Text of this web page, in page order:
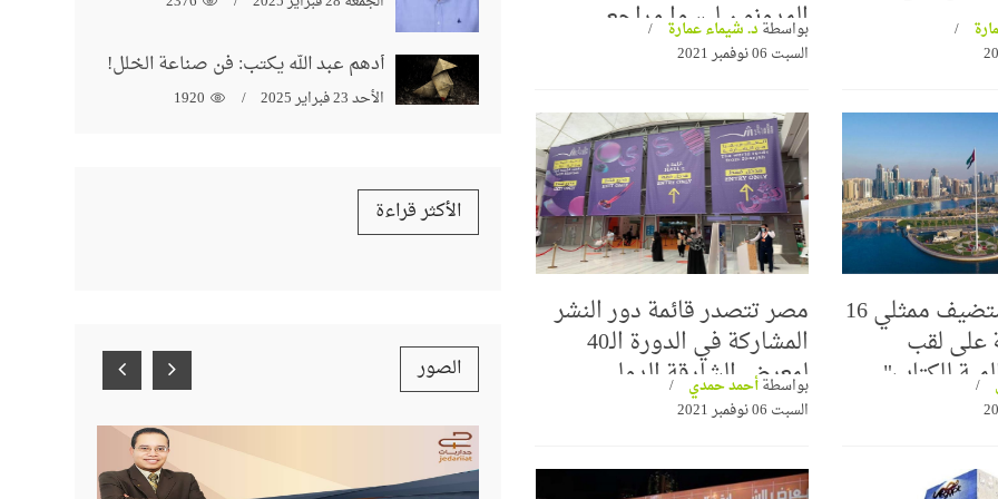
المدونون ليسوا مراجع
بواسطة د. شيماء عمارة
السبت 06 نوفمبر 2021
"الشارقة" تستضيف ممثلي 16
على لقب
للكتاب"
مصر تتصدر قائمة دور النشر
المشاركة في الدورة الـ40
لمعرض الشارقة الدولي
للكتاب
بواسطةأحمد حمدي
السبت 06 نوفمبر 2021
أدهم عبد الله يكتب: فن صناعة الخلل!
الأحد 23 فبراير 2025 1920
الأكثر قراءة
الصور